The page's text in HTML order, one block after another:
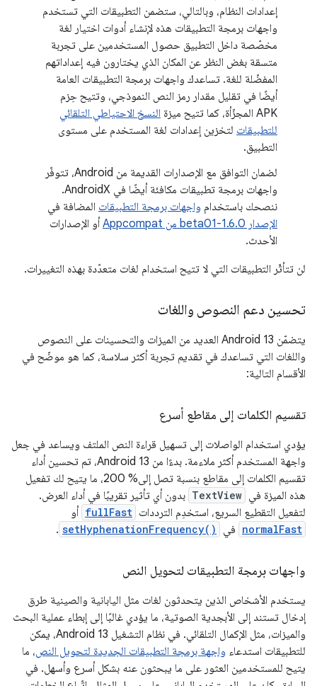
إعدادات النظام، وبالتالي، ستضمن التطبيقات التي تستخدم
واجهات برمجة التطبيقات هذه لإنشاء أدوات اختيار لغة
مخصّصة داخل التطبيق حصول المستخدمين على تجربة
متسقة بغض النظر عن المكان الذي يختارون فيه إعداداتهم
المفضّلة للغة. تساعدك واجهات برمجة التطبيقات العامة
أيضًا في تقليل مقدار رمز النص النموذجي، وتتيح حِزم
APK المجزّأة، كما تتيح ميزة
النسخ الاحتياطي التلقائي
للتطبيقات لتخزين إعدادات لغة المستخدم على مستوى
التطبيق.
لضمان التوافق مع الإصدارات القديمة من Android، تتوفّر
واجهات برمجة تطبيقات مكافئة أيضًا في AndroidX.
ننصحك باستخدام واجهات برمجة التطبيقات المضافة في
الإصدار 1.6.0-beta01 من Appcompat
أو الإصدارات
الأحدث.
لن تتأثّر التطبيقات التي لا تتيح استخدام لغات متعدّدة بهذه التغييرات.
تحسين دعم النصوص واللغات
يتضمّن Android 13 العديد من الميزات والتحسينات على النصوص
واللغات التي تساعدك في تقديم تجربة أكثر سلاسة، كما هو موضّح في
الأقسام التالية:
تقسيم الكلمات إلى مقاطع أسرع
يؤدي استخدام الواصلات إلى تسهيل قراءة النص الملتف ويساعد في جعل
واجهة المستخدم أكثر ملاءمة. بدءًا من Android 13، تم تحسين أداء
تقسيم الكلمات إلى مقاطع بنسبة تصل إلى% 200، ما يتيح لك تفعيل
هذه الميزة في TextView بدون أي تأثير تقريبًا في أداء العرض.
لتفعيل التقطيع السريع، استخدِم الترددات fullFast أو
normalFast في setHyphenationFrequency()
.
واجهات برمجة التطبيقات لتحويل النص
يستخدم الأشخاص الذين يتحدثون لغات مثل اليابانية والصينية طرق
إدخال تستند إلى الأبجدية الصوتية، ما يؤدي غالبًا إلى إبطاء عملية البحث
والميزات، مثل الإكمال التلقائي. في نظام التشغيل Android 13، يمكن
للتطبيقات استدعاء واجهة برمجة التطبيقات الجديدة لتحويل النص، ما
يتيح للمستخدمين العثور على ما يبحثون عنه بشكل أسرع وأسهل. في